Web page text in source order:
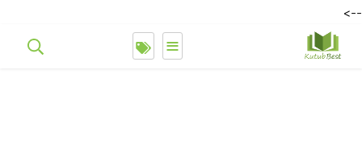
-->
≡